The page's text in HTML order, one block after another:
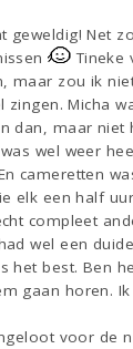
geweldig! Net
Tineke
maar zou ik
zingen. Micha
dan, maar niet
wel weer
cameretten
elk een half
compleet
wel een
het best. Ben
gaan horen.
voor de